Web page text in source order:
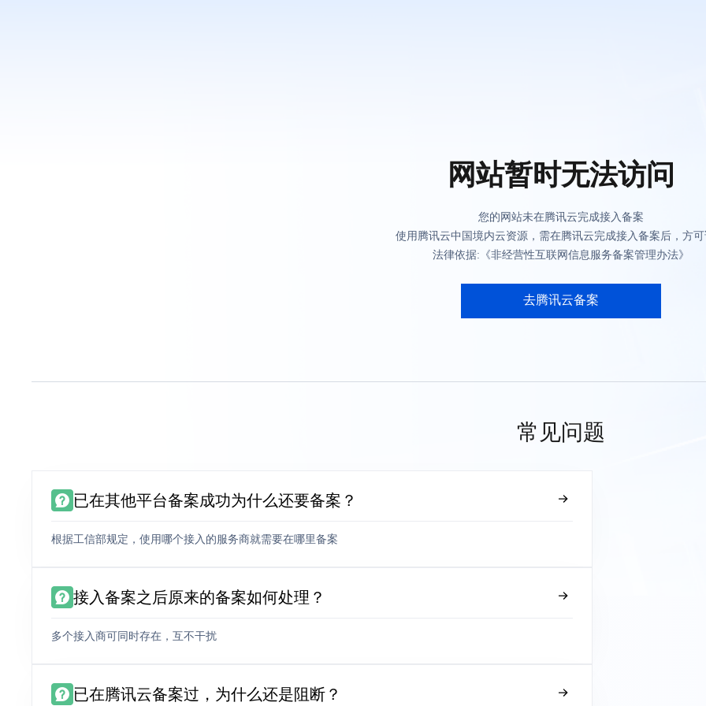
网站暂时无法访问
您的网站未在腾讯云完成接入备案
使用腾讯云中国境内云资源，需在腾讯云完成接入备案后，方
法律依据:《非经营性互联网信息服务备案管理办法》
去腾讯云备案
常见问题
已在其他平台备案成功为什么还要备案？
根据工信部规定，使用哪个接入的服务商就需要在哪里备案
接入备案之后原来的备案如何处理？
多个接入商可同时存在，互不干扰
已在腾讯云备案过，为什么还是阻断？